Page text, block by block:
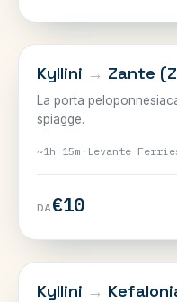
IONIE
Kyllini → Zante
La porta
spiagge.
~1h 15m · Levante
DA€10
IONIE
Kyllini →